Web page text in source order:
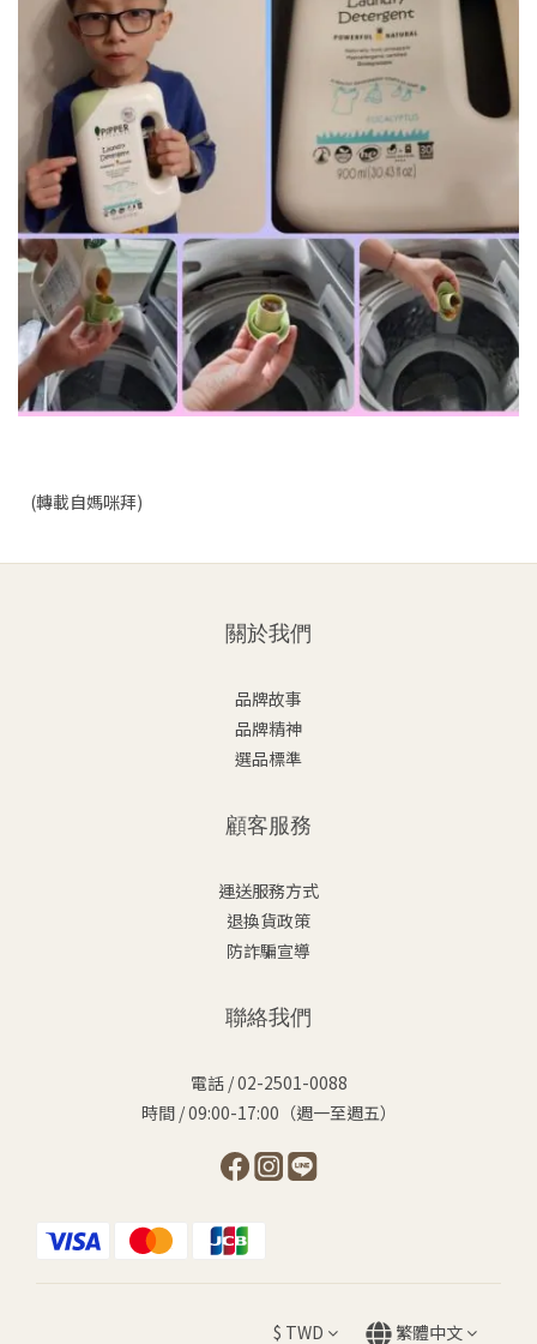
(轉載自媽咪拜)
關於我們
品牌故事
品牌精神
選品標準
顧客服務
運送服務方式
退換貨政策
防詐騙宣導
聯絡我們
電話 / 02-2501-0088
時間 / 09:00-17:00（週一至週五）
$ TWD 繁體中文